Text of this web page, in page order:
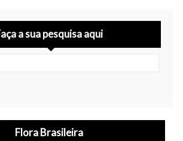
a sua pesquisa aqui
Flora Brasileira